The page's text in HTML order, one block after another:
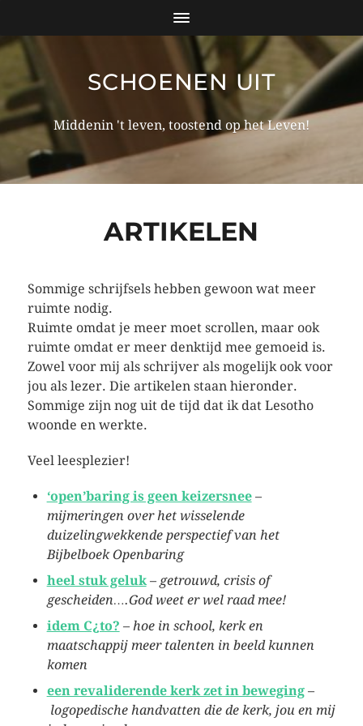
SCHOENEN UIT
Middenin 't leven, toostend op het Leven!
ARTIKELEN
Sommige schrijfsels hebben gewoon wat meer
ruimte nodig.
Ruimte omdat je meer moet scrollen, maar ook
ruimte omdat er meer denktijd mee gemoeid is.
Zowel voor mij als schrijver als mogelijk ook voor
jou als lezer. Die artikelen staan hieronder.
Sommige zijn nog uit de tijd dat ik dat Lesotho
woonde en werkte.
Veel leesplezier!
‘open’baring is geen keizersnee–
mijmeringen over het wisselende
duizelingwekkende perspectief van het
Bijbelboek Openbaring
heel stuk geluk– getrouwd, crisis of
gescheiden….God weet er wel raad mee!
idem C¿to? – hoe in school, kerk en
maatschappij meer talenten in beeld kunnen
komen
een revaliderende kerk zet in beweging–
logopedische handvatten die de kerk, jou en mij